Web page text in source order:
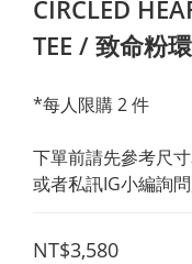
CIRCLED
TEE / 致命粉
*每人限購 2 件
下單前請先參考尺
或者私訊IG小編詢
NT$3,580